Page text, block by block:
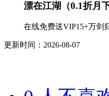
漂在江湖（0.1折月
在线免费送VIP15+万剑
更新时间：2026-08-07